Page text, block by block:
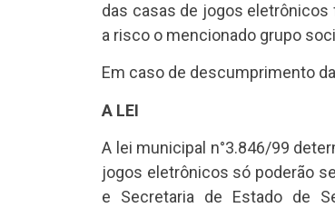
das casas de jogos
a risco o mencionado grupo
Em caso de descumprimento
A LEI
A lei municipal n°3.846/99
jogos eletrônicos só poderão
e Secretaria de Estado de